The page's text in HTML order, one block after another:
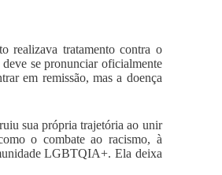
realizava tratamento contra o
se pronunciar oficialmente
em remissão, mas a doença
sua própria trajetória ao unir
o combate ao racismo, à
LGBTQIA+. Ela deixa